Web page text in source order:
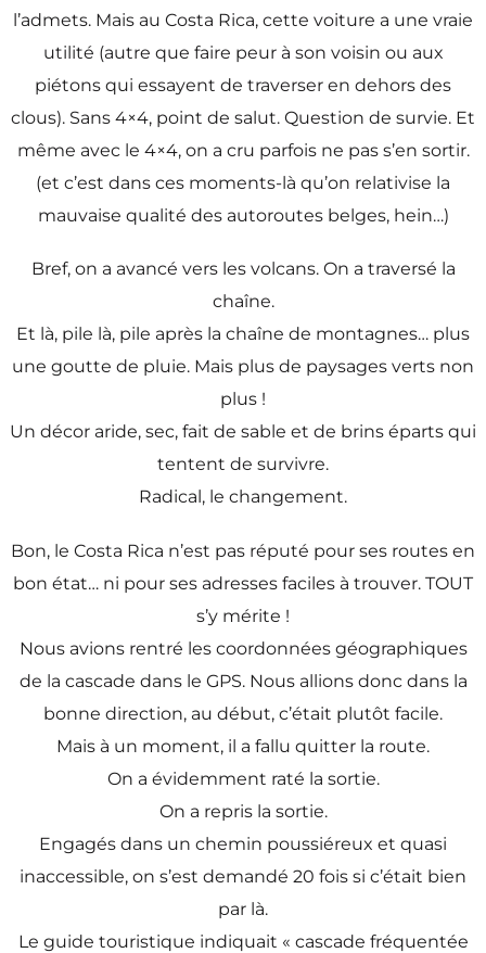
l’admets. Mais au Costa Rica, cette voiture a une vraie
utilité (autre que faire peur à son voisin ou aux
piétons qui essayent de traverser en dehors des
clous). Sans 4×4, point de salut. Question de survie. Et
même avec le 4×4, on a cru parfois ne pas s’en sortir.
(et c’est dans ces moments-là qu’on relativise la
mauvaise qualité des autoroutes belges, hein…)
Bref, on a avancé vers les volcans. On a traversé la
chaîne.
Et là, pile là, pile après la chaîne de montagnes… plus
une goutte de pluie. Mais plus de paysages verts non
plus !
Un décor aride, sec, fait de sable et de brins éparts qui
tentent de survivre.
Radical, le changement.
Bon, le Costa Rica n’est pas réputé pour ses routes en
bon état… ni pour ses adresses faciles à trouver. TOUT
s’y mérite !
Nous avions rentré les coordonnées géographiques
de la cascade dans le GPS. Nous allions donc dans la
bonne direction, au début, c’était plutôt facile.
Mais à un moment, il a fallu quitter la route.
On a évidemment raté la sortie.
On a repris la sortie.
Engagés dans un chemin poussiéreux et quasi
inaccessible, on s’est demandé 20 fois si c’était bien
par là.
Le guide touristique indiquait « cascade fréquentée